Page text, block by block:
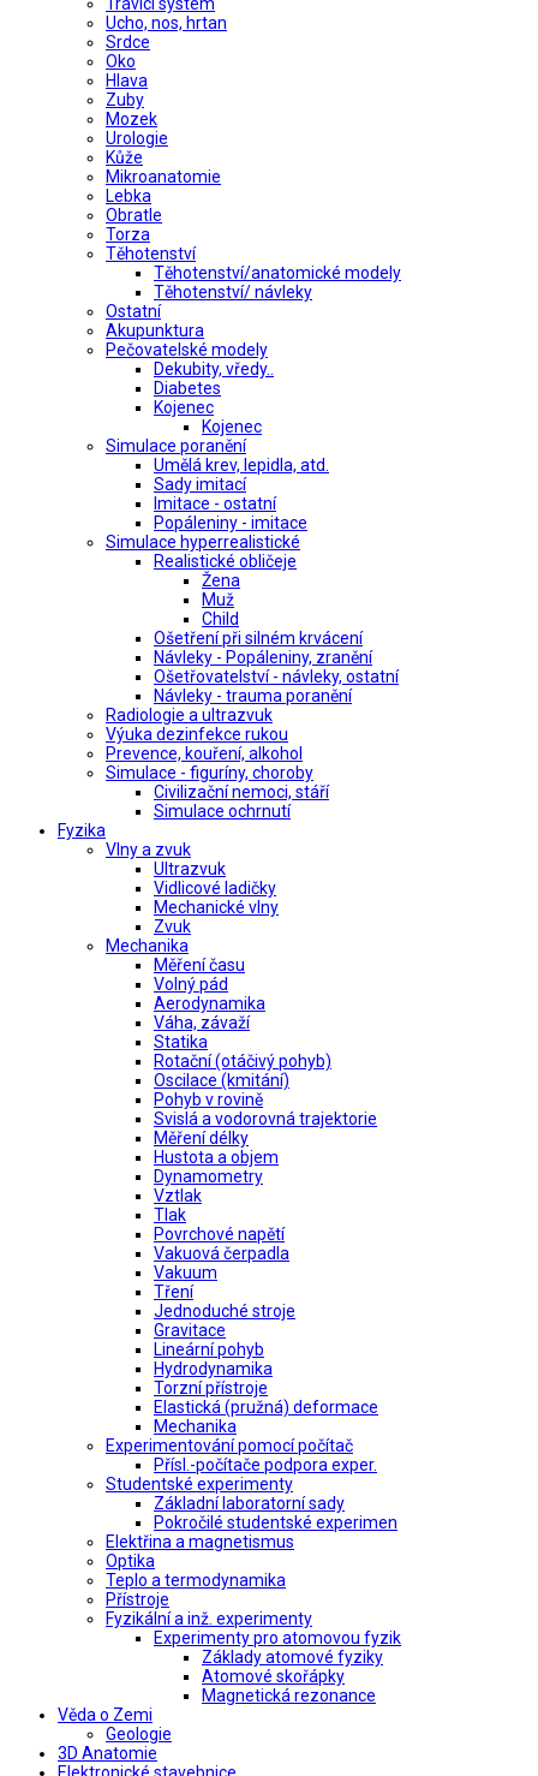
Trávicí systém
Ucho, nos, hrtan
Srdce
Oko
Hlava
Zuby
Mozek
Urologie
Kůže
Mikroanatomie
Lebka
Obratle
Torza
Těhotenství
Těhotenství/anatomické modely
Těhotenství/ návleky
Ostatní
Akupunktura
Pečovatelské modely
Dekubity, vředy..
Diabetes
Kojenec
Kojenec
Simulace poranění
Umělá krev, lepidla, atd.
Sady imitací
Imitace - ostatní
Popáleniny - imitace
Simulace hyperrealistické
Realistické obličeje
Žena
Muž
Child
Ošetření při silném krvácení
Návleky - Popáleniny, zranění
Ošetřovatelství - návleky, ostatní
Návleky - trauma poranění
Radiologie a ultrazvuk
Výuka dezinfekce rukou
Prevence, kouření, alkohol
Simulace - figuríny, choroby
Civilizační nemoci, stáří
Simulace ochrnutí
Fyzika
Vlny a zvuk
Ultrazvuk
Vidlicové ladičky
Mechanické vlny
Zvuk
Mechanika
Měření času
Volný pád
Aerodynamika
Váha, závaží
Statika
Rotační (otáčivý pohyb)
Oscilace (kmitání)
Pohyb v rovině
Svislá a vodorovná trajektorie
Měření délky
Hustota a objem
Dynamometry
Vztlak
Tlak
Povrchové napětí
Vakuová čerpadla
Vakuum
Tření
Jednoduché stroje
Gravitace
Lineární pohyb
Hydrodynamika
Torzní přístroje
Elastická (pružná) deformace
Mechanika
Experimentování pomocí počítač
Přísl.-počítače podpora exper.
Studentské experimenty
Základní laboratorní sady
Pokročilé studentské experimen
Elektřina a magnetismus
Optika
Teplo a termodynamika
Přístroje
Fyzikální a inž. experimenty
Experimenty pro atomovou fyzik
Základy atomové fyziky
Atomové skořápky
Magnetická rezonance
Věda o Zemi
Geologie
3D Anatomie